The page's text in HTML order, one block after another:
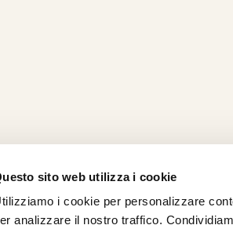
sito web utilizza i cookie
i cookie per personalizzare
analizzare il nostro traffico.
CHI SIAMO
STRADA